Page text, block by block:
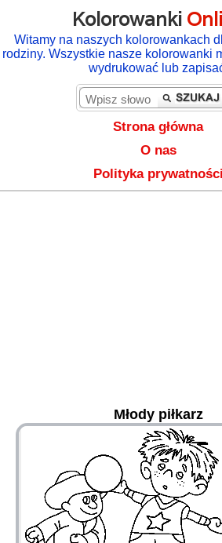
Kolorowanki
Witamy na naszych kolorowankach
rodziny. Wszystkie nasze kolorowanki
wydrukować lub
Strona główna
O nas
Polityka prywatności
Młody piłkarz